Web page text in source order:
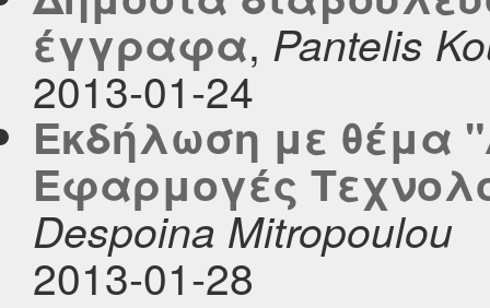
έγγραφα, Pantelis
2013-01-24
Εκδήλωση με θέμα
Εφαρμογές
Despoina Mitropoulou
2013-01-28